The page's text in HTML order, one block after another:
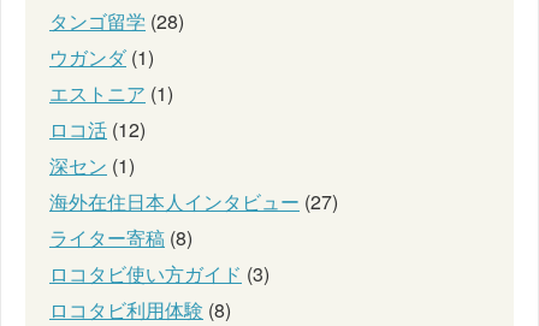
タンゴ留学 (28)
ウガンダ(1)
エストニア (1)
ロコ活 (12)
深セン (1)
海外在住日本人インタビュー (27)
ライター寄稿 (8)
ロコタビ使い方ガイド (3)
ロコタビ利用体験 (8)